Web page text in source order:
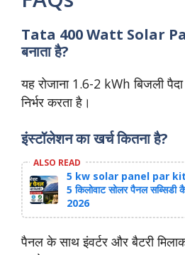
Tata 400 Watt Solar
बनाता है?
यह रोजाना 1.6-2 kWh बिजली
निर्भर करता है।
इंस्टॉलेशन का खर्च कितना है?
ALSO READ
5 kw solar panel par
5 किलोवाट सोलर पैनल सब्सिडी
2026
पैनल के साथ इंवर्टर और बैटरी